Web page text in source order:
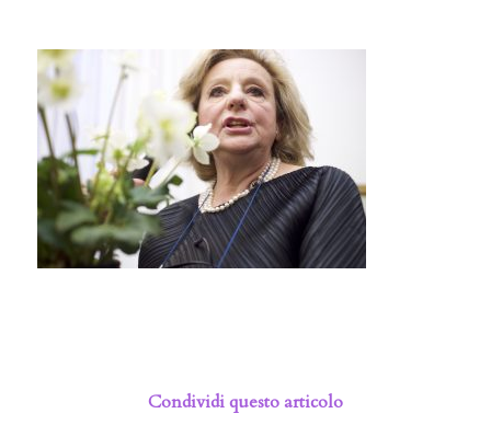
Condividi questo articolo